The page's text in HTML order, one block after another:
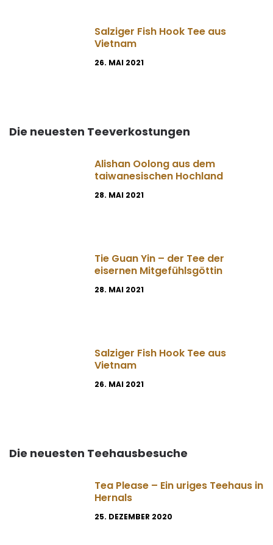
Salziger Fish Hook Tee aus
Vietnam
26. MAI 2021
Die neuesten Teeverkostungen
Alishan Oolong aus dem
taiwanesischen Hochland
28. MAI 2021
Tie Guan Yin – der Tee der
eisernen Mitgefühlsgöttin
28. MAI 2021
Salziger Fish Hook Tee aus
Vietnam
26. MAI 2021
Die neuesten Teehausbesuche
Tea Please – Ein uriges Teehaus in
Hernals
25. DEZEMBER 2020